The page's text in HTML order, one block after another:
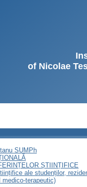
of Nicolae
SUMPh
ȘTIINȚIFICE
ale studenților,
terapeutic)